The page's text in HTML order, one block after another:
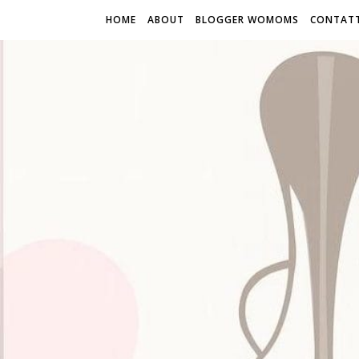
HOME ABOUT BLOGGER WOMOMS